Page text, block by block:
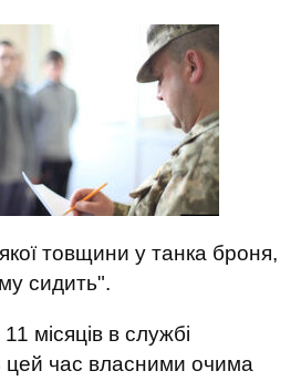
товщини у танка броня,
сидить".
місяців в службі
цей час власними очима